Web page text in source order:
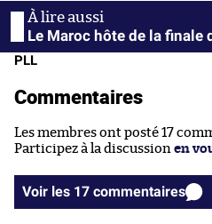
Le Maroc hôte de la finale
PLL
Commentaires
Les membres ont posté 17
Participez à la discussion en
Voir les 17 commentaires